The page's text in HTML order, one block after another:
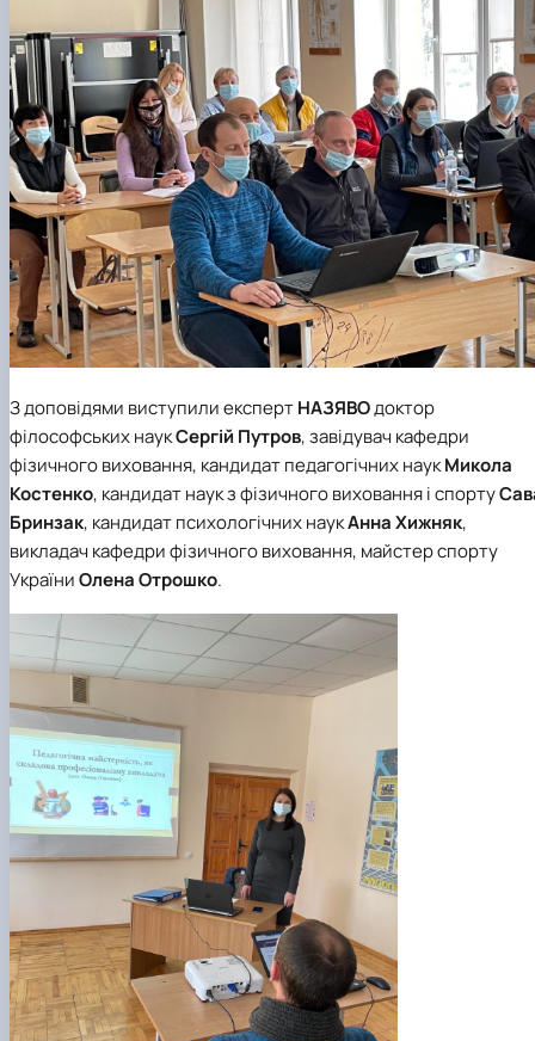
З доповідями виступили експертНАЗЯВОдоктор
філософських наукСергій Путров, завідувачкафедри
фізичного виховання, кандидат педагогічних наукМикола
Костенко, кандидат наук з фізичного виховання і спорту
Бринзак, кандидат психологічних наукАнна Хижняк,
викладач кафедри фізичного виховання, майстер спорту
УкраїниОлена Отрошко.